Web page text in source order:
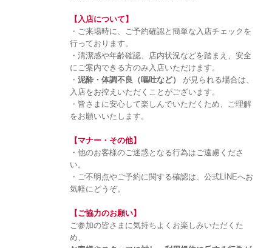
【入店について】
・ご来場時に、ご予約確認と簡単な入店チェックを
行っております。
・清潔感や年齢確認、店内状況などを踏まえ、安全
にご案内できる方のみ入店いただけます。
・ 泥酔・体調不良（嘔吐など）
が見られる場合は、
入店をお控えいただくことがございます。
・皆さまに安心して楽しんでいただくため、ご理解
をお願いいたします。
【マナー・その他】
・他のお客様のご迷惑となる行為はご遠慮くださ
い。
・ご不明点やご予約に関する確認は、公式LINEへお
気軽にどうぞ。
【ご協力のお願い】
ご参加の皆さまに気持ちよくお楽しみいただくた
め、